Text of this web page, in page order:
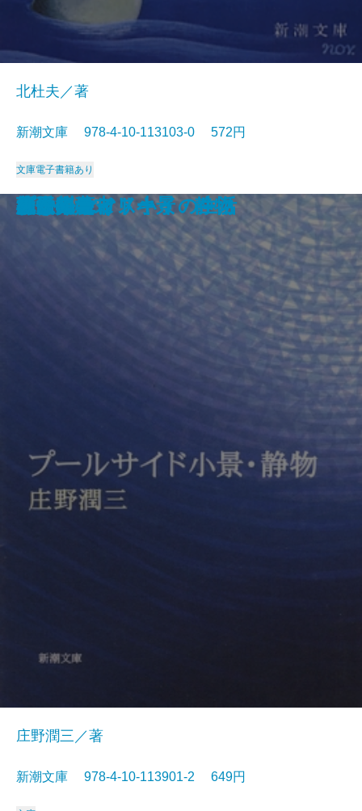
眠狂四郎無頼控〔六〕
日日平安
芽むしり仔撃ち
忍ぶ川
梟の城
海辺の光景
しぶちん
しろばんば
香華
どくとるマンボウ航海記
北杜夫／著
新潮文庫 978-4-10-113103-0 572円
文庫電子書籍あり
プールサイド小景・静物
庄野潤三／著
新潮文庫 978-4-10-113901-2 649円
おはん
大炊介始末
ドストエフスキイの生活
楢山節考
紀ノ川
蒼き狼
可愛いエミリー
天平の甍
ひかりごけ